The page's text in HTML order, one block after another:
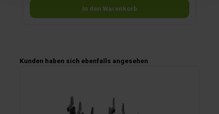
In den Warenkorb
Produktgalerie überspringen
Kunden haben sich ebenfalls angesehen